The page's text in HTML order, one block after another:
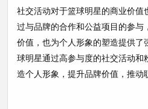
社交活动对于篮球明星的商业价值
过与品牌的合作和公益项目的参与
价值，也为个人形象的塑造提供
球明星通过高参与度的社交活动和
造个人形象，提升品牌价值，推动